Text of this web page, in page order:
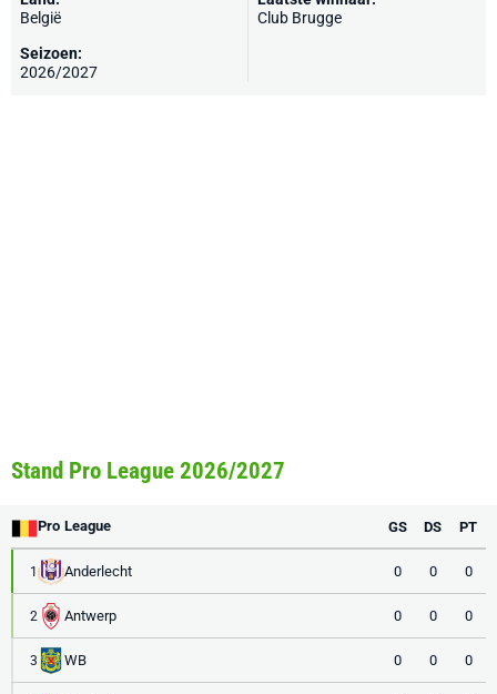
België
Seizoen:
2026/2027
Club Brugge
Stand Pro League 2026/2027
Pro League GS DS PT
1 Anderlecht 0 0 0
2 Antwerp 0 0 0
3 WB 0 0 0